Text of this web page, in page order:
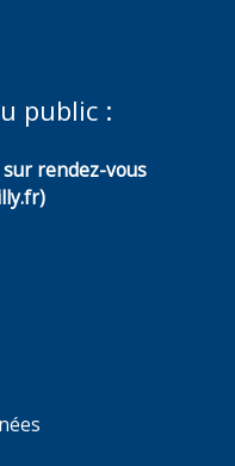
public :
rendez-vous